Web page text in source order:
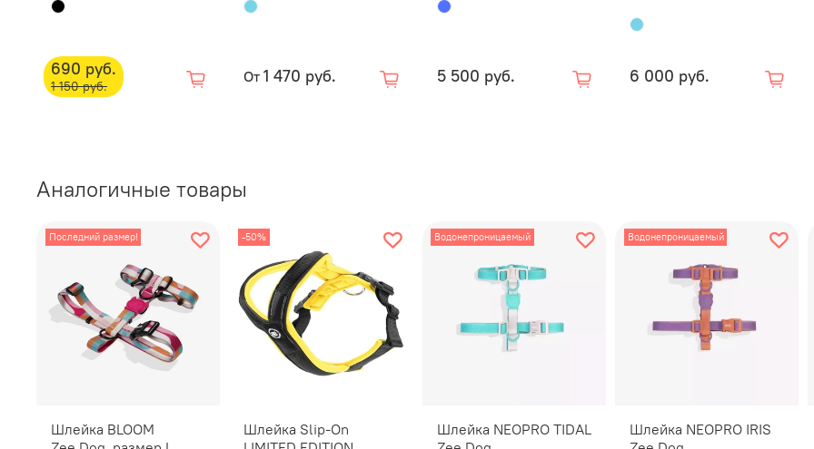
собаки.
Просто
690 руб.
1 150 руб.
От 1 470 руб. 5 500 руб. 6 000 руб.
Аналогичные товары
Последний размер!
Шлейка BLOOM
-50%
Шлейка Slip-On
Водонепроницаемый
Шлейка NEOPRO TIDAL
Водонепроницаемый
Шлейка NEOPRO IRIS